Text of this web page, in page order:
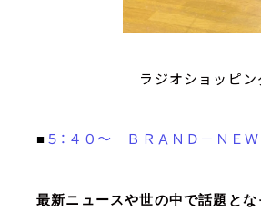
ラジオショッピン
■ ５：４０～ ＢＲＡＮＤ－ＮＥ
最新ニュースや世の中で話題と